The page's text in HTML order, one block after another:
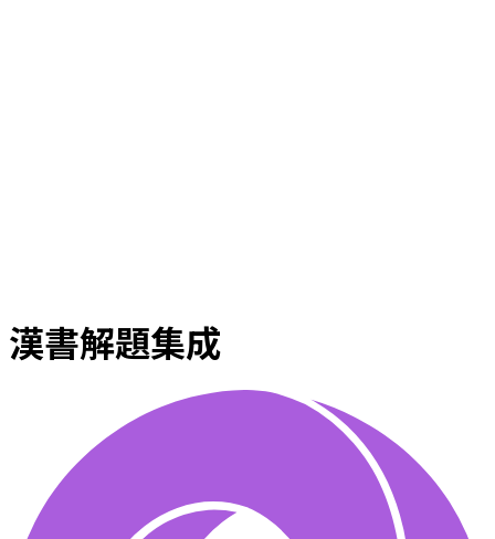
漢書解題集成